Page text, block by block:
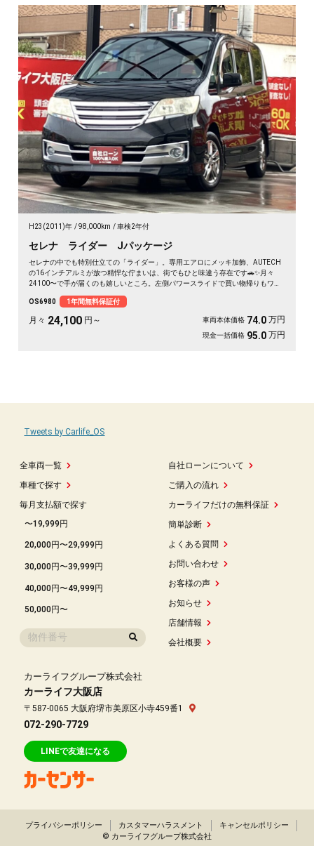
H23(2011)年 98,000km 車検2年付
セレナ ライダー Jパッケージ
セレナの中でも特別仕立ての「ライダー」。専用エアロにメッキ加飾、AUTECH
の16インチアルミが放つ精悍な佇まいは、街でもひと味違う存在です🚗✨月々
24100〜で手が届くのも嬉しいところ。左側パワースライドで買い物帰りもワン
とWエアコンで、仲間との遠出も夏場のドライブも快適そのもの💫クルコン装備
で長距離移動もぐっと楽に。週末の趣味も遠出も、これ一台で世界が広がります
👍走行9.8万kmでこの状態、《1年保証付》で安心してお乗りいただけます😊
OS6980 1年間無料保証付
月々 24,100 円～ 車両本体価格 74.0 万円
現金一括価格 95.0 万円
全車両一覧
車種で探す
毎月支払額で探す
〜19,999円
20,000円〜29,999円
30,000円〜39,999円
40,000円〜49,999円
50,000円〜
自社ローンについて
ご購入の流れ
カーライフだけの無料保証
簡単診断
よくある質問
お問い合わせ
お客様の声
お知らせ
店舗情報
会社概要
Tweets by Carlife_OS
カーライフグループ株式会社
カーライフ大阪店
〒587-0065 大阪府堺市美原区小寺459番1
072-290-7729
LINEで友達になる
プライバシーポリシー カスタマーハラスメント
キャンセルポリシー
© カーライフグループ株式会社